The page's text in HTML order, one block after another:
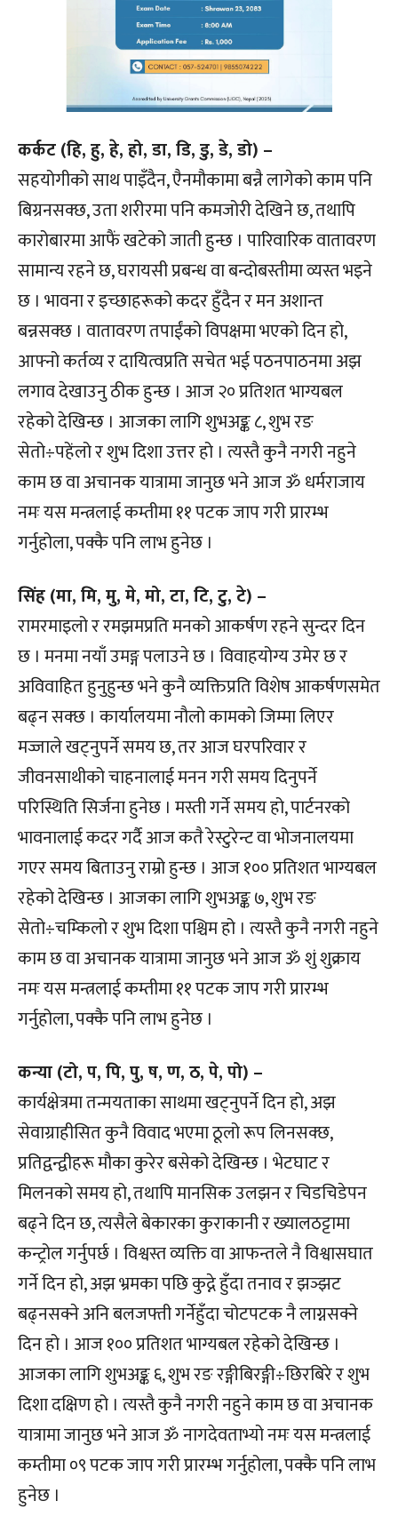
कर्कट (हि, हु, हे, हो, डा, डि, डु, डे, डो) –
सहयोगीको साथ पाइँदैन, एैनमौकामा बन्नै लागेको काम पनि
बिग्रनसक्छ, उता शरीरमा पनि कमजोरी देखिने छ, तथापि
कारोबारमा आफैं खटेको जाती हुन्छ । पारिवारिक वातावरण
सामान्य रहने छ, घरायसी प्रबन्ध वा बन्दोबस्तीमा व्यस्त भइने
छ । भावना र इच्छाहरूको कदर हुँदैन र मन अशान्त
बन्नसक्छ । वातावरण तपाईंको विपक्षमा भएको दिन हो,
आफ्नो कर्तव्य र दायित्वप्रति सचेत भई पठनपाठनमा अझ
लगाव देखाउनु ठीक हुन्छ । आज २० प्रतिशत भाग्यबल
रहेको देखिन्छ । आजका लागि शुभअङ्क ८, शुभ रङ
सेतो÷पहेंलो र शुभ दिशा उत्तर हो । त्यस्तै कुनै नगरी नहुने
काम छ वा अचानक यात्रामा जानुछ भने आज ॐ धर्मराजाय
नमः यस मन्त्रलाई कम्तीमा ११ पटक जाप गरी प्रारम्भ
गर्नुहोला, पक्कै पनि लाभ हुनेछ ।
सिंह (मा, मि, मु, मे, मो, टा, टि, टु, टे) –
रामरमाइलो र रमझमप्रति मनको आकर्षण रहने सुन्दर दिन
छ । मनमा नयाँ उमङ्ग पलाउने छ । विवाहयोग्य उमेर छ र
अविवाहित हुनुहुन्छ भने कुनै व्यक्तिप्रति विशेष आकर्षणसमेत
बढ्न सक्छ । कार्यालयमा नौलो कामको जिम्मा लिएर
मज्जाले खट्नुपर्ने समय छ, तर आज घरपरिवार र
जीवनसाथीको चाहनालाई मनन गरी समय दिनुपर्ने
परिस्थिति सिर्जना हुनेछ । मस्ती गर्ने समय हो, पार्टनरको
भावनालाई कदर गर्दै आज कतै रेस्टुरेन्ट वा भोजनालयमा
गएर समय बिताउनु राम्रो हुन्छ । आज १०० प्रतिशत भाग्यबल
रहेको देखिन्छ । आजका लागि शुभअङ्क ७, शुभ रङ
सेतो÷चम्किलो र शुभ दिशा पश्चिम हो । त्यस्तै कुनै नगरी नहुने
काम छ वा अचानक यात्रामा जानुछ भने आज ॐ शुं शुक्राय
नमः यस मन्त्रलाई कम्तीमा ११ पटक जाप गरी प्रारम्भ
गर्नुहोला, पक्कै पनि लाभ हुनेछ ।
कन्या (टो, प, पि, पु, ष, ण, ठ, पे, पो) –
कार्यक्षेत्रमा तन्मयताका साथमा खट्नुपर्ने दिन हो, अझ
सेवाग्राहीसित कुनै विवाद भएमा ठूलो रूप लिनसक्छ,
प्रतिद्वन्द्वीहरू मौका कुरेर बसेको देखिन्छ । भेटघाट र
मिलनको समय हो, तथापि मानसिक उलझन र चिडचिडेपन
बढ्ने दिन छ, त्यसैले बेकारका कुराकानी र ख्यालठट्टामा
कन्ट्रोल गर्नुपर्छ । विश्वस्त व्यक्ति वा आफन्तले नै विश्वासघात
गर्ने दिन हो, अझ भ्रमका पछि कुद्ने हुँदा तनाव र झञ्झट
बढ्नसक्ने अनि बलजफ्ती गर्नेहुँदा चोटपटक नै लाग्नसक्ने
दिन हो । आज १०० प्रतिशत भाग्यबल रहेको देखिन्छ ।
आजका लागि शुभअङ्क ६, शुभ रङ रङ्गीबिरङ्गी÷छिरबिरे र शुभ
दिशा दक्षिण हो । त्यस्तै कुनै नगरी नहुने काम छ वा अचानक
यात्रामा जानुछ भने आज ॐ नागदेवताभ्यो नमः यस मन्त्रलाई
कम्तीमा ०९ पटक जाप गरी प्रारम्भ गर्नुहोला, पक्कै पनि लाभ
हुनेछ ।